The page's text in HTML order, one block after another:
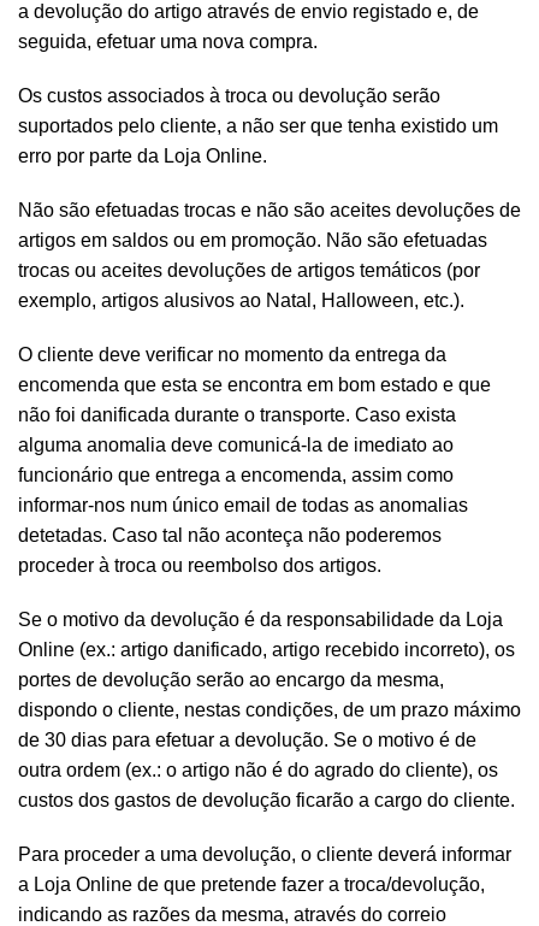
a devolução do artigo através de envio registado e, de
seguida, efetuar uma nova compra.
Os custos associados à troca ou devolução serão
suportados pelo cliente, a não ser que tenha existido um
erro por parte da Loja Online.
Não são efetuadas trocas e não são aceites devoluções de
artigos em saldos ou em promoção. Não são efetuadas
trocas ou aceites devoluções de artigos temáticos (por
exemplo, artigos alusivos ao Natal, Halloween, etc.).
O cliente deve verificar no momento da entrega da
encomenda que esta se encontra em bom estado e que
não foi danificada durante o transporte. Caso exista
alguma anomalia deve comunicá-la de imediato ao
funcionário que entrega a encomenda, assim como
informar-nos num único email de todas as anomalias
detetadas. Caso tal não aconteça não poderemos
proceder à troca ou reembolso dos artigos.
Se o motivo da devolução é da responsabilidade da Loja
Online (ex.: artigo danificado, artigo recebido incorreto), os
portes de devolução serão ao encargo da mesma,
dispondo o cliente, nestas condições, de um prazo máximo
de 30 dias para efetuar a devolução. Se o motivo é de
outra ordem (ex.: o artigo não é do agrado do cliente), os
custos dos gastos de devolução ficarão a cargo do cliente.
Para proceder a uma devolução, o cliente deverá informar
a Loja Online de que pretende fazer a troca/devolução,
indicando as razões da mesma, através do correio